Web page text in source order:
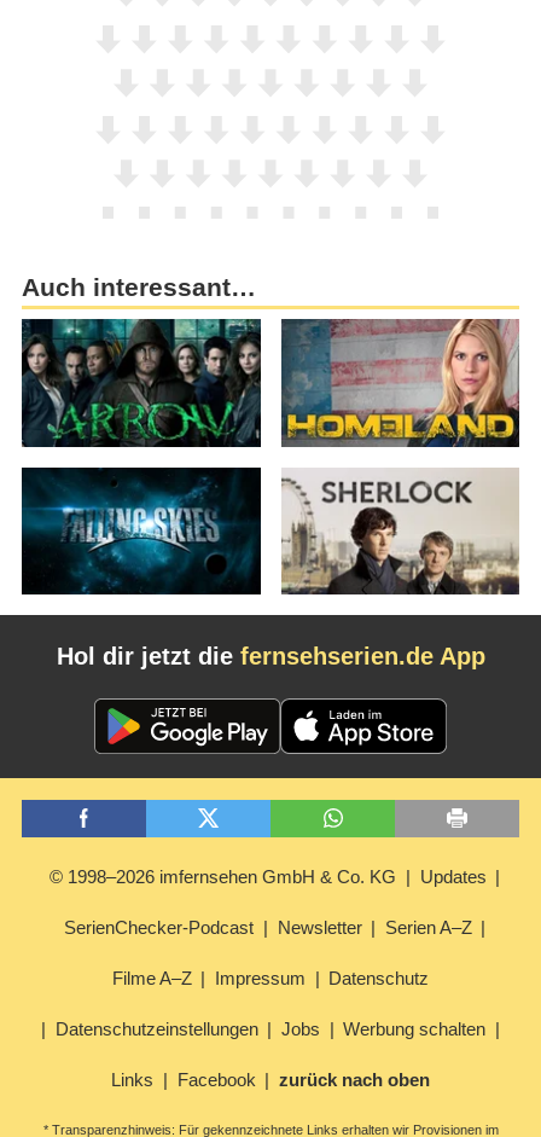
Auch interessant…
Hol dir jetzt die fernsehserien.de App
© 1998–2026 imfernsehen GmbH & Co. KG Updates
SerienChecker-Podcast Newsletter Serien A–Z
Filme A–Z Impressum Datenschutz
Datenschutzeinstellungen Jobs Werbung schalten
Links Facebook zurück nach oben
* Transparenzhinweis: Für gekennzeichnete Links erhalten wir Provisionen im